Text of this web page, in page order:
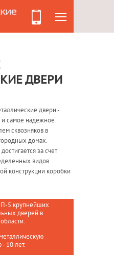
ДВЕРИ
двери -
и самое надежное
сквозняков в
домах.
за счет
видов
конструкции коробки
5 крупнейших
дверей в
- 10 лет.